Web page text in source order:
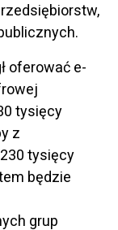
oferować e-
tysięcy
z
tysięcy
będzie
grup